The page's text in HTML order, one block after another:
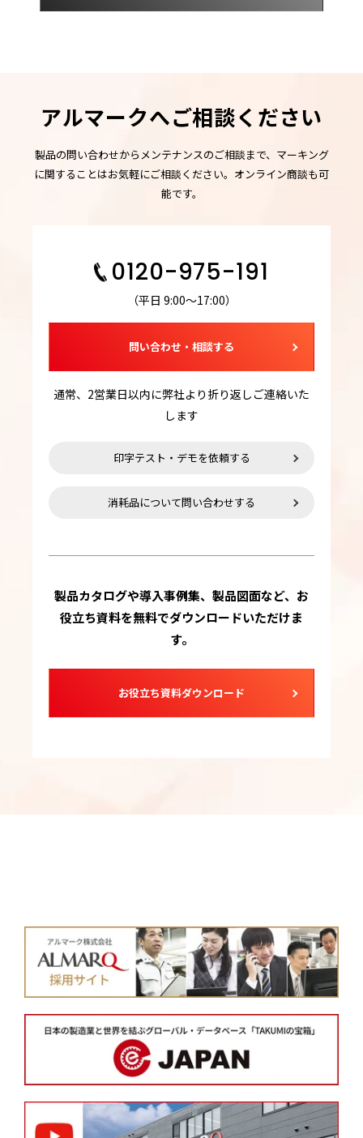
アルマークへご相談ください
製品の問い合わせからメンテナンスのご相談まで、マーキング
に関することはお気軽にご相談ください。オンライン商談も可
能です。
0120-975-191
（平日 9:00～17:00）
問い合わせ・相談する
通常、2営業日以内に弊社より折り返しご連絡いた
します
印字テスト・デモを依頼する
消耗品について問い合わせする
製品カタログや導入事例集、製品図面など、お
役立ち資料を無料でダウンロードいただけま
す。
お役立ち資料ダウンロード